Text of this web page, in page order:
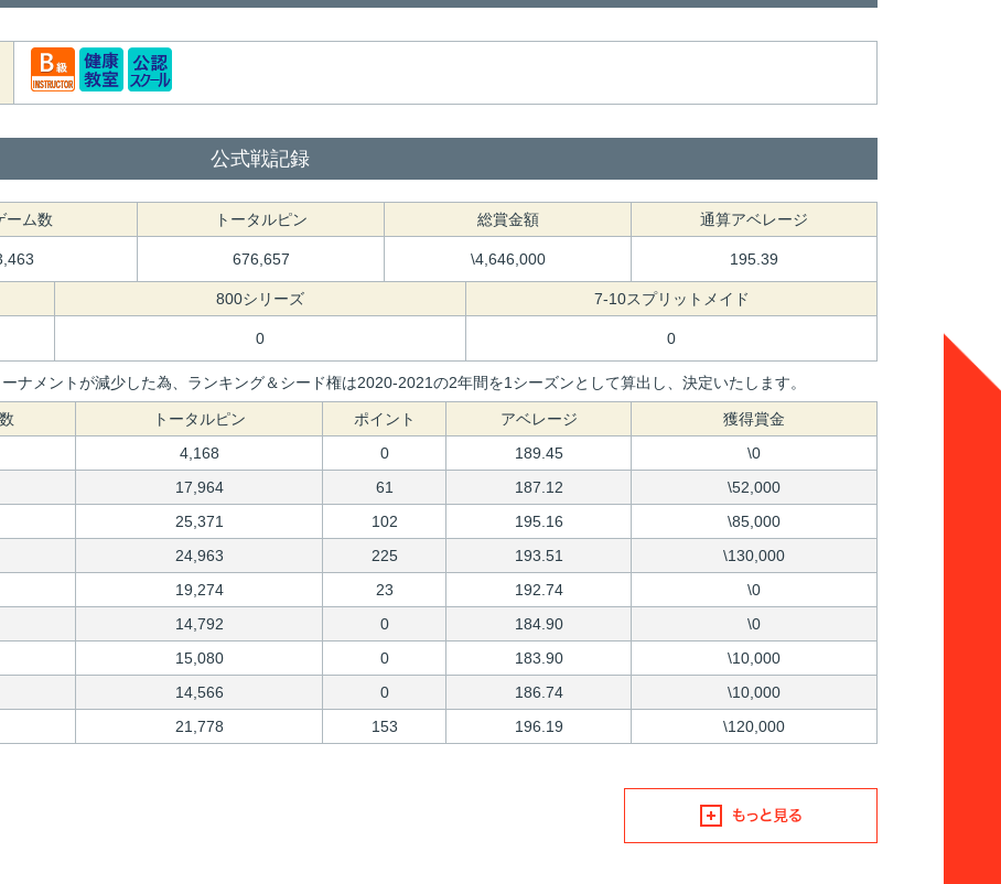
公式戦記録
ーム数 トータルピン 総賞金額 通算アベレージ
676,657 \4,646,000 195.39
800シリーズ 7-10スプリットメイド
0 0
ナメントが減少した為、ランキング＆シード権は2020-2021の2年間を1シーズンとして算出し、決定いたします。
トータルピン ポイント アベレージ
獲得賞金
4,168 0 189.45
\0
17,964 61 187.12
\52,000
25,371 102 195.16
\85,000
24,963 225 193.51
\130,000
19,274 23 192.74
\0
14,792 0 184.90
\0
15,080 0 183.90
\10,000
14,566 0 186.74
\10,000
21,778 153 196.19 \120,000